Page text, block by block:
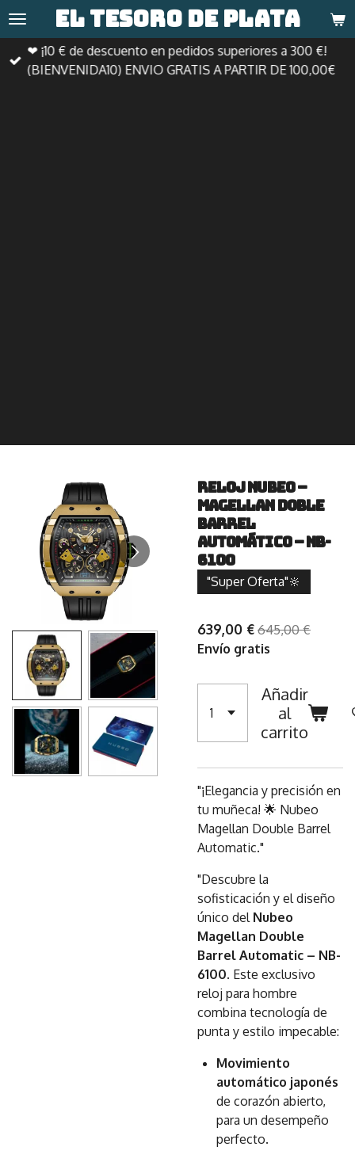
Ir
al
contenido
principal
El tesoro de plata
❤ ¡10 € de descuento en pedidos superiores a 300 €!
(BIENVENIDA10) ENVIO GRATIS A PARTIR DE 100,00€
RELOJ NUBEO –
MAGELLAN DOBLE
BARREL
AUTOMÁTICO – NB-
6100
"Super Oferta"🔆
639,00 €645,00 €
Envío gratis
Añadir
al
carrito
"¡Elegancia y precisión en
tu muñeca! 🌟 Nubeo
Magellan Double Barrel
Automatic."
"Descubre la
sofisticación y el diseño
único del Nubeo
Magellan Double
Barrel Automatic – NB-
6100. Este exclusivo
reloj para hombre
combina tecnología de
punta y estilo impecable:
Movimiento
automático japonés
de corazón abierto,
para un desempeño
perfecto.